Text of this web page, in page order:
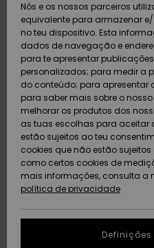
Surfe/
Snow
Artigos
Surfe/
Neve
Artigos
Snow
SURF
SNOW
Snow
DUPLA
PROMO
Outlet
Mulher
AJUDA
Cartão
presente
Freedom
dados
Guia de
SUSTAINABILITY
Nós e os nossos parceiros
equivalente para armazenar
no teu dispositivo. Esta
dados de navegação e
para te apresentar
personalizados; para medir a
do conteúdo; para apresentar
para saber mais sobre o
melhorar os produtos dos
as tuas escolhas para aceitar
estão sujeitos ao teu
cookies que não estão
como certos cookies de
mais informações, consulta a
política de privacidade